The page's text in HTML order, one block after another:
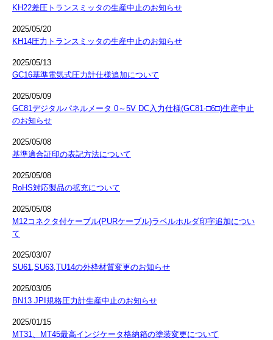
KH22差圧トランスミッタの生産中止のお知らせ
2025/05/20
KH14圧力トランスミッタの生産中止のお知らせ
2025/05/13
GC16基準電気式圧力計仕様追加について
2025/05/09
GC81デジタルパネルメータ 0～5V DC入力仕様(GC81-□6□)生産中止
のお知らせ
2025/05/08
基準適合証印の表記方法について
2025/05/08
RoHS対応製品の拡充について
2025/05/08
M12コネクタ付ケーブル(PURケーブル)ラベルホルダ印字追加につい
て
2025/03/07
SU61,SU63,TU14の外枠材質変更のお知らせ
2025/03/05
BN13 JPI規格圧力計生産中止のお知らせ
2025/01/15
MT31、MT45最高インジケータ格納箱の塗装変更について